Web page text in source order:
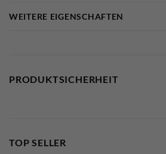
WEITERE EIGENSCHAFTEN
PRODUKTSICHERHEIT
TOP SELLER